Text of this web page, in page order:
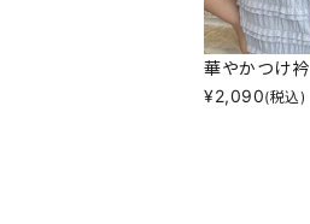
華やかつけ衿
¥2,090(税込)